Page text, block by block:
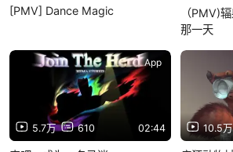
[PMV] Dance Magic
（PMV)
那一天
5.7万 610 02:44
App
10.5万